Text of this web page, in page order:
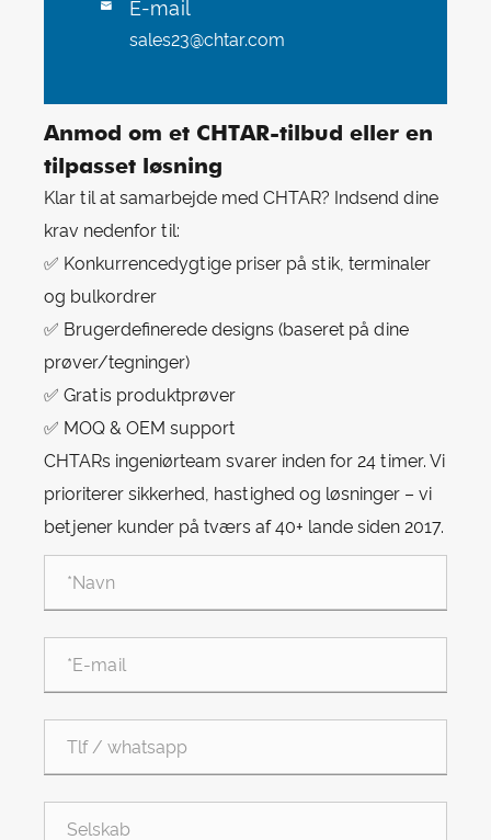
 E-mail
sales23@chtar.com
Anmod om et CHTAR-tilbud eller en
tilpasset løsning
Klar til at samarbejde med CHTAR? Indsend dine
krav nedenfor til:
✅ Konkurrencedygtige priser på stik, terminaler
og bulkordrer
✅ Brugerdefinerede designs (baseret på dine
prøver/tegninger)
✅ Gratis produktprøver
✅ MOQ & OEM support
CHTARs ingeniørteam svarer inden for 24 timer. Vi
prioriterer sikkerhed, hastighed og løsninger – vi
betjener kunder på tværs af 40+ lande siden 2017.